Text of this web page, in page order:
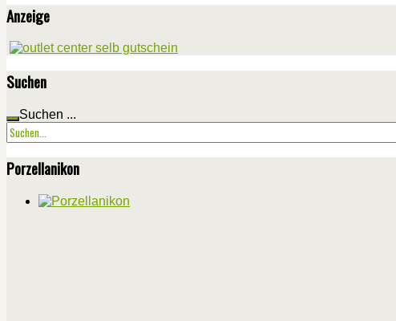
Anzeige
Suchen
Suchen ...
Porzellanikon